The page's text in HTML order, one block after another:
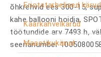
Eriotstarbelised kärud
Käärkahvelkärud
Maastikukärud
õhkrehvid ees 300-15,
kahe ballooni hoidja,
töötundide arv 7493 h,
seerianumber